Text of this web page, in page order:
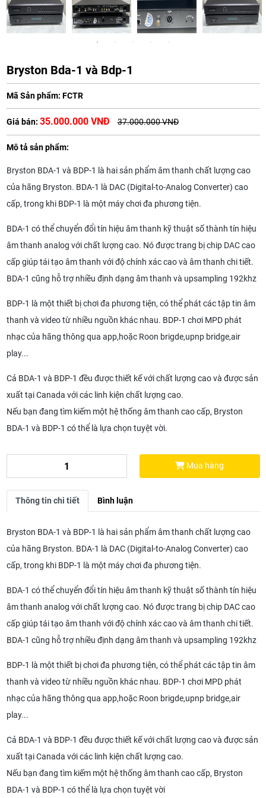
Bryston Bda-1 và Bdp-1
Mã Sản phẩm: FCTR
Giá bán: 35.000.000 VNĐ 37.000.000 VNĐ
Mô tả sản phẩm:
Bryston BDA-1 và BDP-1 là hai sản phẩm âm thanh chất lượng cao
của hãng Bryston. BDA-1 là DAC (Digital-to-Analog Converter) cao
cấp, trong khi BDP-1 là một máy chơi đa phương tiện.
BDA-1 có thể chuyển đổi tín hiệu âm thanh kỹ thuật số thành tín hiệu
âm thanh analog với chất lượng cao. Nó được trang bị chip DAC cao
cấp giúp tái tạo âm thanh với độ chính xác cao và âm thanh chi tiết.
BDA-1 cũng hỗ trợ nhiều định dạng âm thanh và upsampling 192khz
BDP-1 là một thiết bị chơi đa phương tiện, có thể phát các tập tin âm
thanh và video từ nhiều nguồn khác nhau. BDP-1 chơi MPD phát
nhạc của hãng thông qua app,hoặc Roon brigde,upnp bridge,air
play...
Cả BDA-1 và BDP-1 đều được thiết kế với chất lượng cao và được sản
xuất tại Canada với các linh kiện chất lượng cao.
Nếu bạn đang tìm kiếm một hệ thống âm thanh cao cấp, Bryston
BDA-1 và BDP-1 có thể là lựa chọn tuyệt vời.
Mua hàng
Thông tin chi tiết Bình luận
Bryston BDA-1 và BDP-1 là hai sản phẩm âm thanh chất lượng cao
của hãng Bryston. BDA-1 là DAC (Digital-to-Analog Converter) cao
cấp, trong khi BDP-1 là một máy chơi đa phương tiện.
BDA-1 có thể chuyển đổi tín hiệu âm thanh kỹ thuật số thành tín hiệu
âm thanh analog với chất lượng cao. Nó được trang bị chip DAC cao
cấp giúp tái tạo âm thanh với độ chính xác cao và âm thanh chi tiết.
BDA-1 cũng hỗ trợ nhiều định dạng âm thanh và upsampling 192khz
BDP-1 là một thiết bị chơi đa phương tiện, có thể phát các tập tin âm
thanh và video từ nhiều nguồn khác nhau. BDP-1 chơi MPD phát
nhạc của hãng thông qua app,hoặc Roon brigde,upnp bridge,air
play...
Cả BDA-1 và BDP-1 đều được thiết kế với chất lượng cao và được sản
xuất tại Canada với các linh kiện chất lượng cao.
Nếu bạn đang tìm kiếm một hệ thống âm thanh cao cấp, Bryston
BDA-1 và BDP-1 có thể là lựa chọn tuyệt vời